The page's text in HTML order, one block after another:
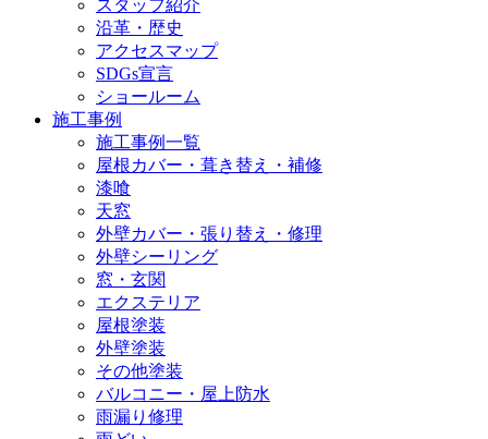
スタッフ紹介
沿革・歴史
アクセスマップ
SDGs宣言
ショールーム
施工事例
施工事例一覧
屋根カバー・葺き替え・補修
漆喰
天窓
外壁カバー・張り替え・修理
外壁シーリング
窓・玄関
エクステリア
屋根塗装
外壁塗装
その他塗装
バルコニー・屋上防水
雨漏り修理